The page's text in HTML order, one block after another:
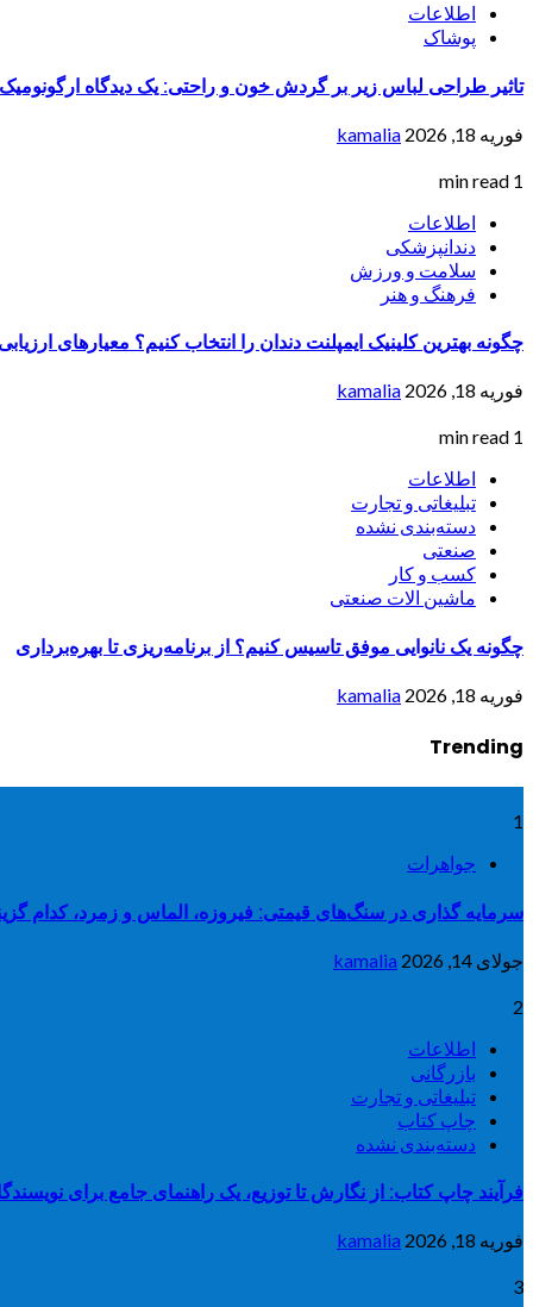
اطلاعات
پوشاک
تاثیر طراحی لباس زیر بر گردش خون و راحتی: یک دیدگاه ارگونومیک
فوریه 18, 2026 kamalia
1 min read
اطلاعات
دندانپزشکی
سلامت و ورزش
فرهنگ و هنر
چگونه بهترین کلینیک ایمپلنت دندان را انتخاب کنیم؟ معیارهای
فوریه 18, 2026 kamalia
1 min read
اطلاعات
تبلیغاتی و تجارت
دسته‌بندی نشده
صنعتی
کسب و کار
ماشین الات صنعتی
چگونه یک نانوایی موفق تاسیس کنیم؟ از برنامه‌ریزی تا بهره‌برداری
فوریه 18, 2026 kamalia
Trending
1
جواهرات
سرمایه گذاری در سنگ‌های قیمتی: فیروزه، الماس و زمرد، کدام
جولای 14, 2026 kamalia
2
اطلاعات
بازرگانی
تبلیغاتی و تجارت
چاپ کتاب
دسته‌بندی نشده
فرآیند چاپ کتاب: از نگارش تا توزیع، یک راهنمای جامع برای
فوریه 18, 2026 kamalia
3